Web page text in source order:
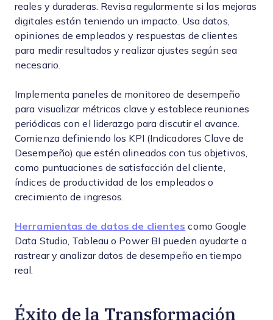
reales y duraderas. Revisa regularmente si las mejoras
digitales están teniendo un impacto. Usa datos,
opiniones de empleados y respuestas de clientes
para medir resultados y realizar ajustes según sea
necesario.
Implementa paneles de monitoreo de desempeño
para visualizar métricas clave y establece reuniones
periódicas con el liderazgo para discutir el avance.
Comienza definiendo los KPI (Indicadores Clave de
Desempeño) que estén alineados con tus objetivos,
como puntuaciones de satisfacción del cliente,
índices de productividad de los empleados o
crecimiento de ingresos.
Herramientas de datos de clientes como Google
Data Studio, Tableau o Power BI pueden ayudarte a
rastrear y analizar datos de desempeño en tiempo
real.
Éxito de la Transformación